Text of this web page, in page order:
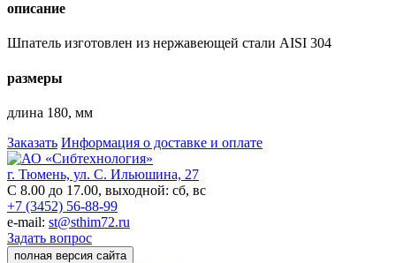
описание
Шпатель изготовлен из нержавеющей стали AISI 304
размеры
длина 180, мм
Заказать Информация о доставке и оплате
г. Тюмень, ул. С. Ильюшина, 27
С 8.00 до 17.00, выходной: сб, вс
+7 (3452) 56-88-99
e-mail: st@sthim72.ru
Задать вопрос
полная версия сайта